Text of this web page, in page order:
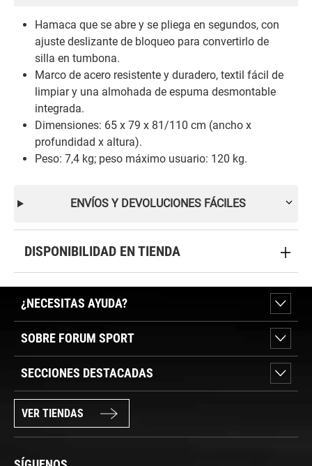
Hamaca que se abre y se pliega en segundos, con
ajuste deslizante de bloqueo para convertirlo de
silla en tumbona.
Marco de acero resistente y duradero, textil fácil de
limpiar y una almohada de espuma desmontable
integrada.
Dimensiones: 65 x 79 x 81/110 cm (ancho x
profundidad x altura).
Peso: 7,4 kg; peso máximo usuario: 120 kg.
ENVÍOS Y DEVOLUCIONES FÁCILES
DISPONIBILIDAD EN TIENDA
¿NECESITAS AYUDA?
SOBRE FORUM SPORT
SECCIONES DESTACADAS
VER TIENDAS